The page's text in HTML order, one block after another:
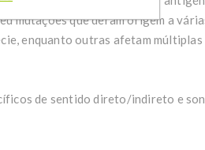
mutações que deram origem a
enquanto outras afetam múltiplas
de sentido direto/indireto e